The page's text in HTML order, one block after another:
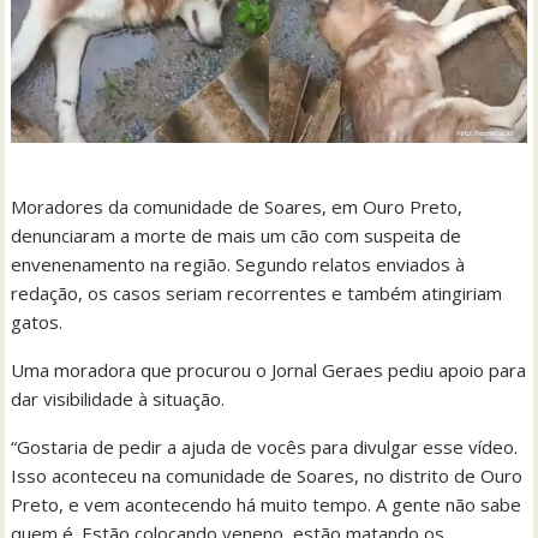
Moradores da comunidade de Soares, em Ouro Preto,
denunciaram a morte de mais um cão com suspeita de
envenenamento na região. Segundo relatos enviados à
redação, os casos seriam recorrentes e também atingiriam
gatos.
Uma moradora que procurou o Jornal Geraes pediu apoio para
dar visibilidade à situação.
“Gostaria de pedir a ajuda de vocês para divulgar esse vídeo.
Isso aconteceu na comunidade de Soares, no distrito de Ouro
Preto, e vem acontecendo há muito tempo. A gente não sabe